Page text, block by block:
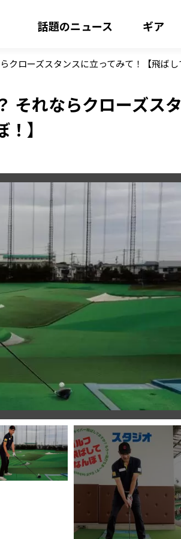
話題のニュース ギア
ローズスタンスに立ってみて！【飛ばし
それならクローズスタ
】